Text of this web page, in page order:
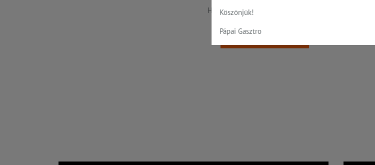
Hiba, a keresett oldal nem található!
Vissza a főoldalra
Köszönjük!
Pápai Gasztro